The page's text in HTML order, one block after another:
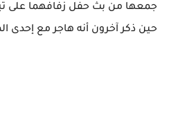
جمعها من بث حفل زفافهما على
حين ذكر آخرون أنه هاجر مع إحدى